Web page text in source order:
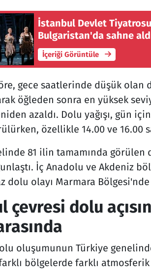
İstanbul Devlet
Bulgaristan'da sahne
İçeriği Görüntüle
gece saatlerinde düşük
öğleden sonra en yüksek
azaldı. Dolu yağışı, gün
özellikle 14.00 ve 16.00
81 ilin tamamında görülen
İç Anadolu ve Akdeniz
dolu olayı Marmara
çevresi dolu
oluşumunun Türkiye
farklı bölgelerde farklı